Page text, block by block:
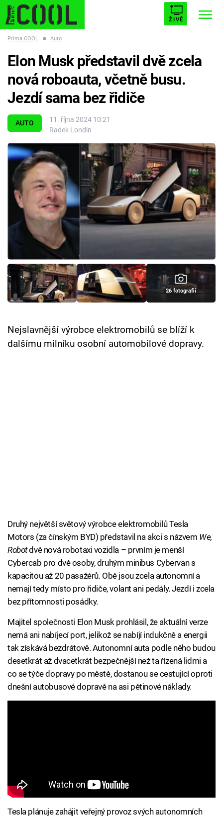
ŽIVĚ
ESCAPE PLNEJ KOTEL AVENGERS 5
Témata
Filmy
Seriály
Hry
Cool Esport
Pořady
TV Program
Přihlášení
Prima COOL ■ Auto
AUTO
11. října 2024 10:21
Radek Londin
Elon Musk představil dvě zcela
nová roboauta, včetně busu.
Jezdí sama bez řidiče
26 fotografií
Nejslavnější výrobce elektromobilů se blíží k
dalšímu milníku osobní automobilové dopravy.
Druhý největší světový výrobce elektromobilů Tesla
Motors (za čínským BYD) představil na akci s názvem We,
Robotdvě nová robotaxi vozidla – prvním je menší
Cybercab pro dvě osoby, druhým minibus Cybervan s
kapacitou až 20 pasažérů. Obě jsou zcela autonomní a
nemají tedy místo pro řidiče, volant ani pedály. Jezdí i zcela
bez přítomnosti posádky.
Majitel společnosti Elon Musk prohlásil, že aktuální verze
nemá ani nabíjecí port, jelikož se nabíjí indukčně a energii
tak získává bezdrátově. Autonomní auta podle něho budou
desetkrát až dvacetkrát bezpečnější než ta řízená lidmi a
co se týče dopravy po městě, dostanou se cestující oproti
dnešní autobusové dopravě na asi pětinové náklady.
Tesla plánuje zahájit veřejný provoz svých autonomních